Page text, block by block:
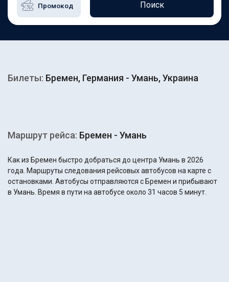
Поиск
Билеты: Бремен, Германия - Умань, Украина
Маршрут рейса: Бремен - Умань
Как из Бремен быстро добраться до центра Умань в 2026
года. Маршруты следования рейсовых автобусов на карте с
остановками. Автобусы отправляются с Бремен и прибывают
в Умань. Время в пути на автобусе около 31 часов 5 минут.